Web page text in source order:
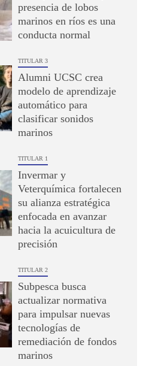
presencia de lobos
marinos en ríos es una
conducta normal
TITULAR 3
Alumni UCSC crea
modelo de aprendizaje
automático para
clasificar sonidos
marinos
TITULAR 1
Invermar y
Veterquímica fortalecen
su alianza estratégica
enfocada en avanzar
hacia la acuicultura de
precisión
TITULAR 2
Subpesca busca
actualizar normativa
para impulsar nuevas
tecnologías de
remediación de fondos
marinos